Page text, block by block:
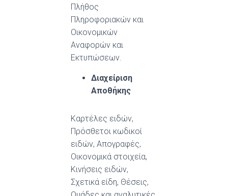
Πλήθος
Πληροφοριακών και
Οικονομικών
Αναφορών και
Εκτυπώσεων.
Διαχείριση
Αποθήκης
Καρτέλες ειδών,
Πρόσθετοι κωδικοί
ειδών, Απογραφές,
Οικονομικά στοιχεία,
Κινήσεις ειδών,
Σχετικά είδη, Θέσεις,